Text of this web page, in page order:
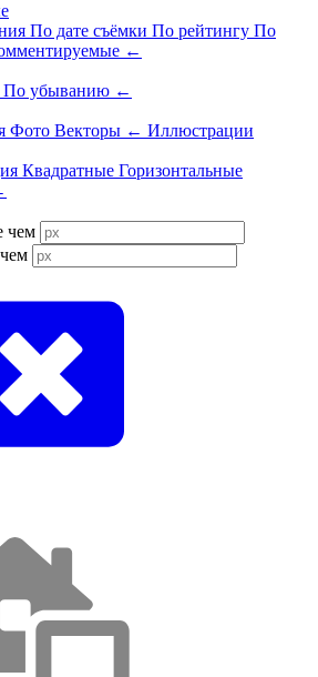
По дате съёмки По рейтингу По
←
По убыванию ←
Фото Векторы ← Иллюстрации
Квадратные Горизонтальные
чем